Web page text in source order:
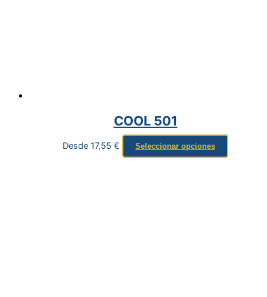
COOL 501
Desde 17,55 € Seleccionar opciones